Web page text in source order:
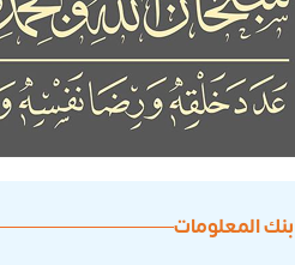
بنك المعلومات